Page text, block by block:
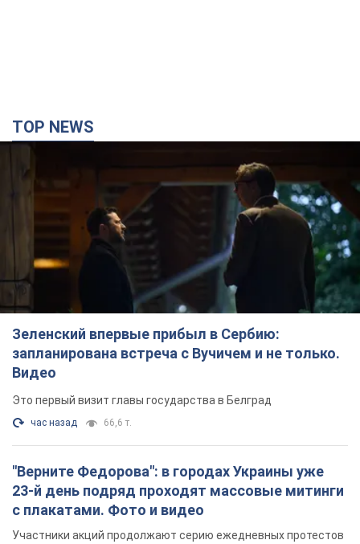
TOP NEWS
Зеленский впервые прибыл в Сербию:
запланирована встреча с Вучичем и не только.
Видео
Это первый визит главы государства в Белград
час назад 66,6 т.
"Верните Федорова": в городах Украины уже
23-й день подряд проходят массовые митинги
с плакатами. Фото и видео
Участники акций продолжают серию ежедневных протестов